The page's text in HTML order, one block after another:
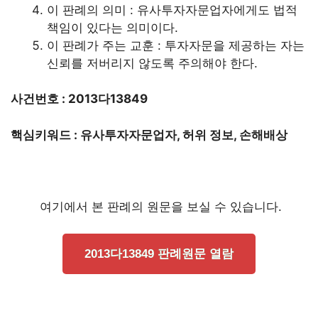
이 판례의 의미 : 유사투자자문업자에게도 법적
책임이 있다는 의미이다.
이 판례가 주는 교훈 : 투자자문을 제공하는 자는
신뢰를 저버리지 않도록 주의해야 한다.
사건번호 : 2013다13849
핵심키워드 : 유사투자자문업자, 허위 정보, 손해배상
여기에서 본 판례의 원문을 보실 수 있습니다.
2013다13849 판례원문 열람